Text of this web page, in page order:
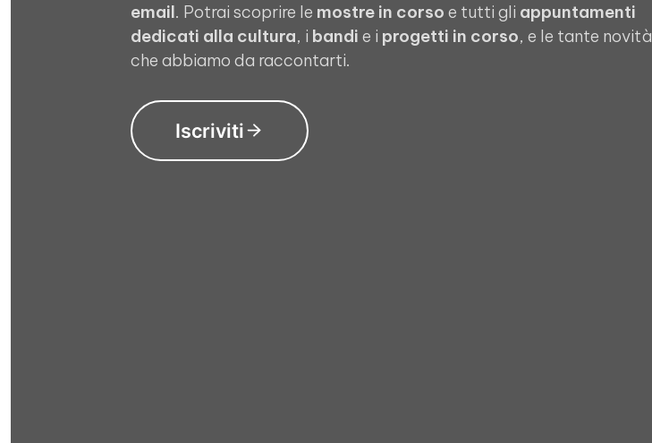
email. Potrai scoprire le mostre in corso e tutti gli appuntamenti
dedicati alla cultura, i bandi e i progetti in corso, e le tante novità
che abbiamo da raccontarti.
Iscriviti